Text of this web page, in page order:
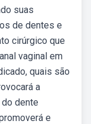
suas
de dentes e
cirúrgico que
vaginal em
quais são
a
dente
e